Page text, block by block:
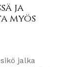
ja
myös
jalka